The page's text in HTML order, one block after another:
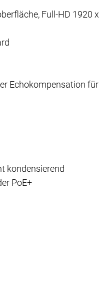
Full-HD 1920 x
Echokompensation für
kondensierend
PoE+